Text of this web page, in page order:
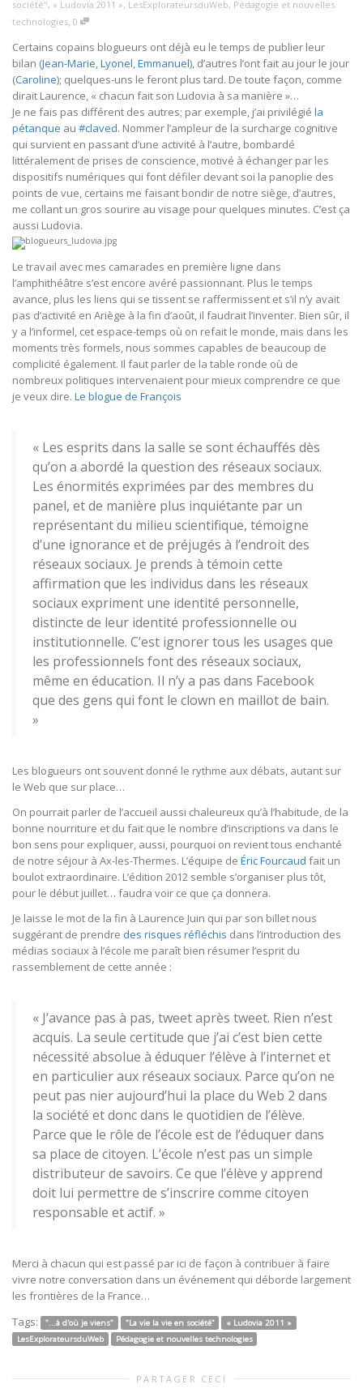
société", « Ludovia 2011 », LesExplorateursduWeb, Pédagogie et nouvelles
technologies, 0
Certains copains blogueurs ont déjà eu le temps de publier leur
bilan (Jean-Marie,Lyonel,Emmanuel), d’autres l’ont fait au jour le jour
(Caroline); quelques-uns le feront plus tard. De toute façon, comme
dirait Laurence, « chacun fait son Ludovia à sa manière »…
Je ne fais pas différent des autres; par exemple, j’ai privilégié la
pétanque au #claved. Nommer l’ampleur de la surcharge cognitive
qui survient en passant d’une activité à l’autre, bombardé
littéralement de prises de conscience, motivé à échanger par les
dispositifs numériques qui font défiler devant soi la panoplie des
points de vue, certains me faisant bondir de notre siège, d’autres,
me collant un gros sourire au visage pour quelques minutes. C’est ça
aussi Ludovia.
Le travail avec mes camarades en première ligne dans
l’amphithéâtre s’est encore avéré passionnant. Plus le temps
avance, plus les liens qui se tissent se raffermissent et s’il n’y avait
pas d’activité en Ariège à la fin d’août, il faudrait l’inventer. Bien sûr, il
y a l’informel, cet espace-temps où on refait le monde, mais dans les
moments très formels, nous sommes capables de beaucoup de
complicité également. Il faut parler de la table ronde où de
nombreux politiques intervenaient pour mieux comprendre ce que
je veux dire. Le blogue de François
« Les esprits dans la salle se sont échauffés dès
qu’on a abordé la question des réseaux sociaux.
Les énormités exprimées par des membres du
panel, et de manière plus inquiétante par un
représentant du milieu scientifique, témoigne
d’une ignorance et de préjugés à l’endroit des
réseaux sociaux. Je prends à témoin cette
affirmation que les individus dans les réseaux
sociaux expriment une identité personnelle,
distincte de leur identité professionnelle ou
institutionnelle. C’est ignorer tous les usages que
les professionnels font des réseaux sociaux,
même en éducation. Il n’y a pas dans Facebook
que des gens qui font le clown en maillot de bain.
»
Les blogueurs ont souvent donné le rythme aux débats, autant sur
le Web que sur place…
On pourrait parler de l’accueil aussi chaleureux qu’à l’habitude, de la
bonne nourriture et du fait que le nombre d’inscriptions va dans le
bon sens pour expliquer, aussi, pourquoi on revient tous enchanté
de notre séjour à Ax-les-Thermes. L’équipe de Éric Fourcaud fait un
boulot extraordinaire. L’édition 2012 semble s’organiser plus tôt,
pour le début juillet… faudra voir ce que ça donnera.
Je laisse le mot de la fin à Laurence Juin qui par son billet nous
suggérant de prendre des risques réfléchis dans l’introduction des
médias sociaux à l’école me paraît bien résumer l’esprit du
rassemblement de cette année :
« J’avance pas à pas, tweet après tweet. Rien n’est
acquis. La seule certitude que j’ai c’est bien cette
nécessité absolue à éduquer l’élève à l’internet et
en particulier aux réseaux sociaux. Parce qu’on ne
peut pas nier aujourd’hui la place du Web 2 dans
la société et donc dans le quotidien de l’élève.
Parce que le rôle de l’école est de l’éduquer dans
sa place de citoyen. L’école n’est pas un simple
distributeur de savoirs. Ce que l’élève y apprend
doit lui permettre de s’inscrire comme citoyen
responsable et actif. »
Merci à chacun qui est passé par ici de façon à contribuer à faire
vivre notre conversation dans un événement qui déborde largement
les frontières de la France…
Tags:
"...à d'où je viens" "La vie la vie en société"
« Ludovia 2011 »
LesExplorateursduWeb
Pédagogie et nouvelles technologies
PARTAGER CECI